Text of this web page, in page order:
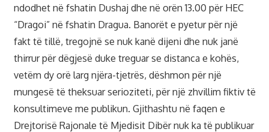
ndodhet në fshatin Dushaj dhe në orën 13.00 për HEC
“Dragoi” në fshatin Dragua. Banorët e pyetur për një
fakt të tillë, tregojnë se nuk kanë dijeni dhe nuk janë
thirrur për dëgjesë duke treguar se distanca e kohës,
vetëm dy orë larg njëra-tjetrës, dëshmon për një
mungesë të theksuar serioziteti, për një zhvillim fiktiv të
konsultimeve me publikun. Gjithashtu në faqen e
Drejtorisë Rajonale të Mjedisit Dibër nuk ka të publikuar